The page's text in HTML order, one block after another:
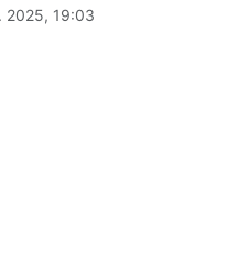
2025, 19:03